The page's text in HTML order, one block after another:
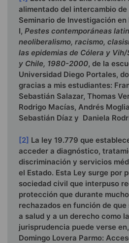
alimentado del intercambio
Seminario de Investigación
I, Pestes contemporáneas
neoliberalismo, racismo,
las epidemias de Cólera y
y Chile, 1980-2000, de la
Universidad Diego Portales,
gracias a mis estudiantes:
Sebastián Salazar, Thomas
Rodrigo Macías, Andrés
Sebastián Díaz y Daniela
[2] La ley 19.779 que
acceder a diagnóstico,
discriminación y servicios
el Estado. Esta Ley surge por
sociedad civil que interpuso
protección que durante
rechazados en función de
a salud y a un derecho como
jurisprudencia puede verse
Domingo Lovera Parmo: